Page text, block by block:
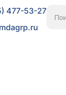
477-53-27